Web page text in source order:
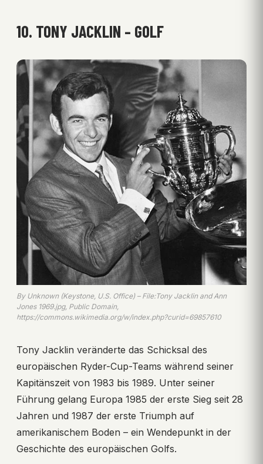
10. TONY JACKLIN – GOLF
By Unknown (Keystone, U.S. Office) – File:Tony Jacklin and Ann
Jones 1969.jpg, Public Domain,
https://commons.wikimedia.org/w/index.php?curid=69857610
Tony Jacklin veränderte das Schicksal des
europäischen Ryder-Cup-Teams während seiner
Kapitänszeit von 1983 bis 1989. Unter seiner
Führung gelang Europa 1985 der erste Sieg seit 28
Jahren und 1987 der erste Triumph auf
amerikanischem Boden – ein Wendepunkt in der
Geschichte des europäischen Golfs.